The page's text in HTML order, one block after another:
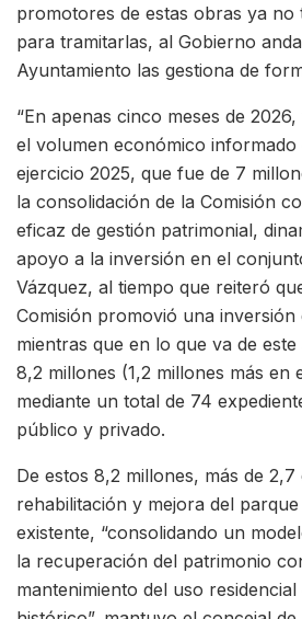
promotores de estas obras ya no
para tramitarlas, al Gobierno
Ayuntamiento las gestiona de
“En apenas cinco meses de
el volumen económico
ejercicio 2025, que fue de 7
la consolidación de la Comisión
eficaz de gestión patrimonial,
apoyo a la inversión en el
Vázquez, al tiempo que reiteró
Comisión promovió una inversión
mientras que en lo que va de
8,2 millones (1,2 millones más en
mediante un total de 74
público y privado.
De estos 8,2 millones, más de
rehabilitación y mejora del
existente, “consolidando un
la recuperación del patrimonio
mantenimiento del uso